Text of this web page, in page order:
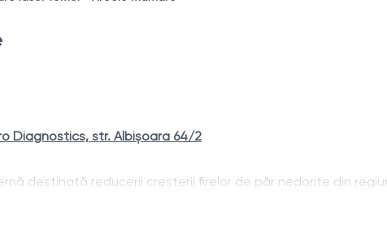
Diagnostics, str. Albișoara 64/2
destinată reducerii creșterii firelor de păr nedorite din
răcire cu aer Zimmer Cryo, ceea ce asigură o acțiune precisă
hormonal. Creșterea firelor de păr în această zonă poate fi